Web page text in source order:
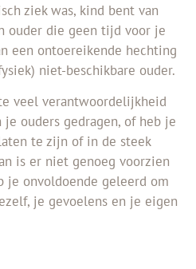
ziek was, kind bent van
ouder die geen tijd voor je
een ontoereikende hechting
niet-beschikbare ouder.
veel verantwoordelijkheid
ouders gedragen, of heb je
te zijn of in de steek
is er niet genoeg voorzien
je onvoldoende geleerd om
je gevoelens en je eigen